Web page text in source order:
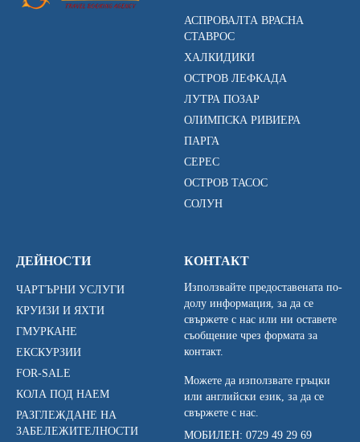
АСПРОВАЛТА ВРАСНА
СТАВРОС
ХАЛКИДИКИ
ОСТРОВ ЛЕФКАДА
ЛУТРА ПОЗАР
ОЛИМПСКА РИВИЕРА
ПАРГА
СЕРЕС
ОСТРОВ ТАСОС
СОЛУН
ДЕЙНОСТИ
ЧАРТЪРНИ УСЛУГИ
КРУИЗИ И ЯХТИ
ГМУРКАНЕ
ЕКСКУРЗИИ
FOR-SALE
КОЛА ПОД НАЕМ
РАЗГЛЕЖДАНЕ НА
ЗАБЕЛЕЖИТЕЛНОСТИ
КОНТАКТ
Използвайте предоставената по-
долу информация, за да се
свържете с нас или ни оставете
съобщение чрез формата за
контакт.
Можете да използвате гръцки
или английски език, за да се
свържете с нас.
МОБИЛЕН: 0729 49 29 69